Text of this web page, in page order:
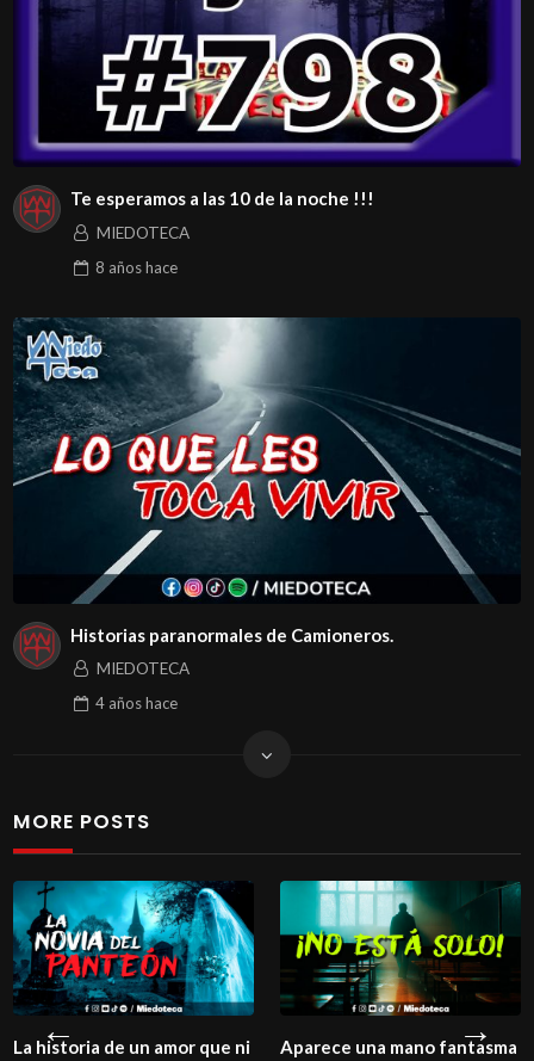
Te esperamos a las 10 de la noche !!!
MIEDOTECA
8 añoshace
Historias paranormales de Camioneros.
MIEDOTECA
4 añoshace
MORE POSTS
La historia de un amor que ni
Aparece una mano fantasma